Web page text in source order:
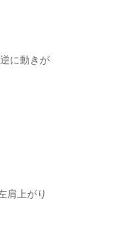
に動きが
肩上がり